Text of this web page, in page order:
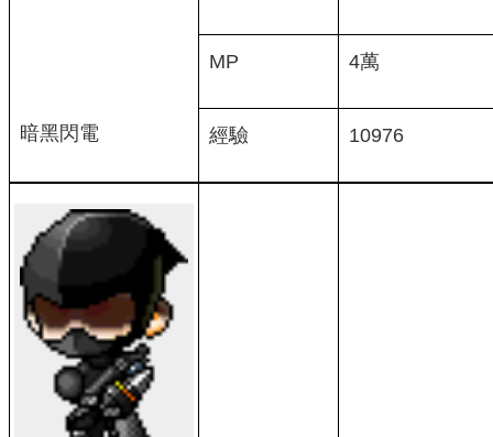
暗黑閃電
MP 4萬
經驗 10976